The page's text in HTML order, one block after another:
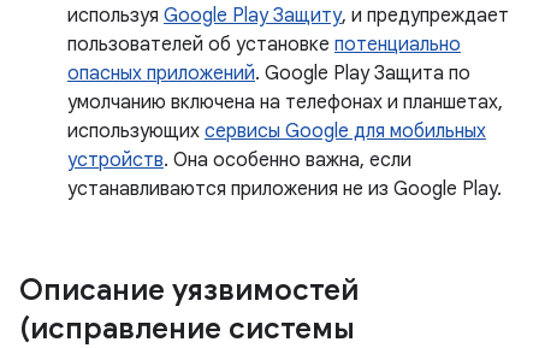
используя Google Play Защиту, и предупреждает
пользователей об установке потенциально
опасных приложений. Google Play Защита по
умолчанию включена на телефонах и планшетах,
использующих сервисы Google для мобильных
устройств. Она особенно важна, если
устанавливаются приложения не из Google Play.
Описание уязвимостей
(исправление системы